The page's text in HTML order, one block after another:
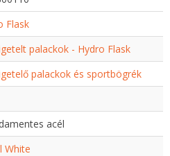
Flask
palackok - Hydro Flask
palackok és sportbögrék
acél
White